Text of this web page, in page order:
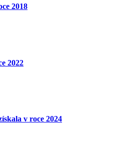
2018
2022
v roce 2024